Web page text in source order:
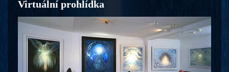
Virtuální prohlídka